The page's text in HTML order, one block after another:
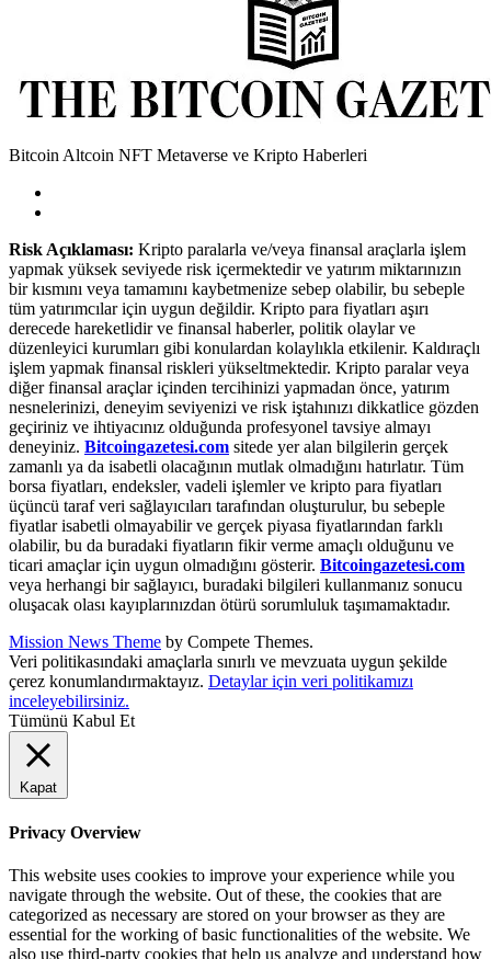
Bitcoin Altcoin NFT Metaverse ve Kripto Haberleri
Risk Açıklaması: Kripto paralarla ve/veya finansal araçlarla işlem
yapmak yüksek seviyede risk içermektedir ve yatırım miktarınızın
bir kısmını veya tamamını kaybetmenize sebep olabilir, bu sebeple
tüm yatırımcılar için uygun değildir. Kripto para fiyatları aşırı
derecede hareketlidir ve finansal haberler, politik olaylar ve
düzenleyici kurumları gibi konulardan kolaylıkla etkilenir. Kaldıraçlı
işlem yapmak finansal riskleri yükseltmektedir. Kripto paralar veya
diğer finansal araçlar içinden tercihinizi yapmadan önce, yatırım
nesnelerinizi, deneyim seviyenizi ve risk iştahınızı dikkatlice gözden
geçiriniz ve ihtiyacınız olduğunda profesyonel tavsiye almayı
deneyiniz. Bitcoingazetesi.com sitede yer alan bilgilerin gerçek
zamanlı ya da isabetli olacağının mutlak olmadığını hatırlatır. Tüm
borsa fiyatları, endeksler, vadeli işlemler ve kripto para fiyatları
üçüncü taraf veri sağlayıcıları tarafından oluşturulur, bu sebeple
fiyatlar isabetli olmayabilir ve gerçek piyasa fiyatlarından farklı
olabilir, bu da buradaki fiyatların fikir verme amaçlı olduğunu ve
ticari amaçlar için uygun olmadığını gösterir. Bitcoingazetesi.com
veya herhangi bir sağlayıcı, buradaki bilgileri kullanmanız sonucu
oluşacak olası kayıplarınızdan ötürü sorumluluk taşımamaktadır.
Mission News Theme by Compete Themes.
Veri politikasındaki amaçlarla sınırlı ve mevzuata uygun şekilde
çerez konumlandırmaktayız. Detaylar için veri politikamızı
inceleyebilirsiniz.
Tümünü Kabul Et
Kapat
Privacy Overview
This website uses cookies to improve your experience while you
navigate through the website. Out of these, the cookies that are
categorized as necessary are stored on your browser as they are
essential for the working of basic functionalities of the website. We
also use third-party cookies that help us analyze and understand how